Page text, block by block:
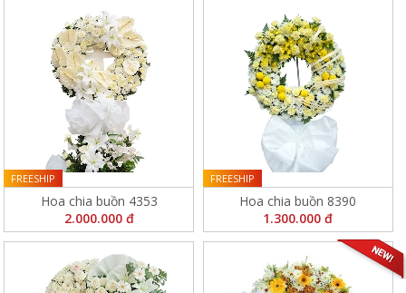
Hoa chia buồn 4353
2.000.000 đ
FREESHIP
Hoa chia buồn 8390
1.300.000 đ
FREESHIP